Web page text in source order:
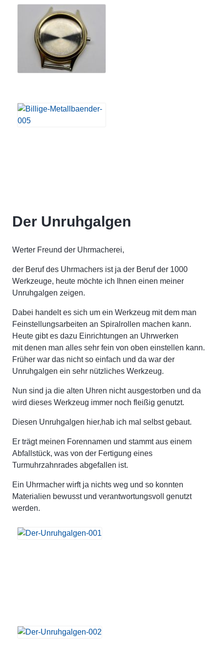
Der Unruhgalgen
Werter Freund der Uhrmacherei,
der Beruf des Uhrmachers ist ja der Beruf der 1000
Werkzeuge, heute möchte ich Ihnen einen meiner
Unruhgalgen zeigen.
Dabei handelt es sich um ein Werkzeug mit dem man
Feinstellungsarbeiten an Spiralrollen machen kann.
Heute gibt es dazu Einrichtungen an Uhrwerken
mit denen man alles sehr fein von oben einstellen kann.
Früher war das nicht so einfach und da war der
Unruhgalgen ein sehr nützliches Werkzeug.
Nun sind ja die alten Uhren nicht ausgestorben und da
wird dieses Werkzeug immer noch fleißig genutzt.
Diesen Unruhgalgen hier,hab ich mal selbst gebaut.
Er trägt meinen Forennamen und stammt aus einem
Abfallstück, was von der Fertigung eines
Turmuhrzahnrades abgefallen ist.
Ein Uhrmacher wirft ja nichts weg und so konnten
Materialien bewusst und verantwortungsvoll genutzt
werden.